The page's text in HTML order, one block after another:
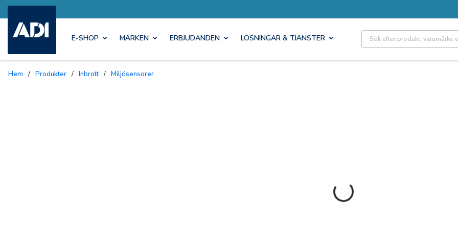
E-SHOP MÄRKEN ERBJUDANDEN LÖSNINGAR & TJÄNSTER Site Search
Hem / Produkter / Inbrott / Miljösensorer